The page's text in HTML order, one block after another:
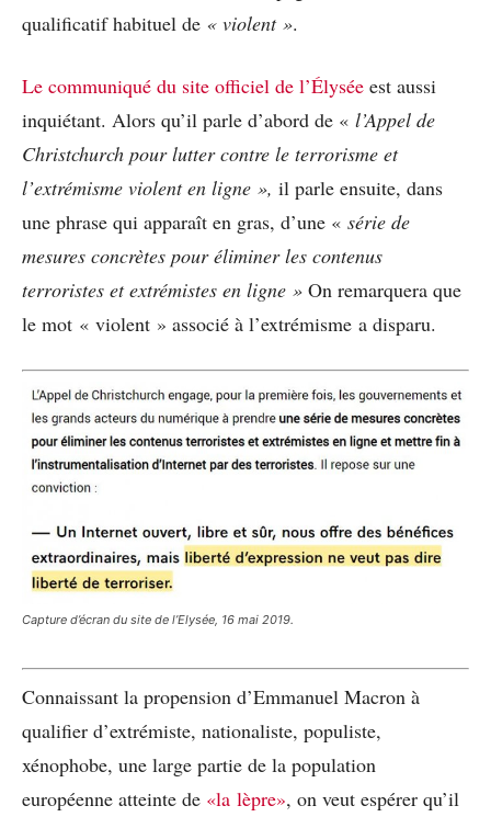
qualificatif habituel de « violent ».
Le communiqué du site officiel de l’Élysée est aussi
inquiétant. Alors qu’il parle d’abord de « l’Appel de
Christchurch pour lutter contre le terrorisme et
l’extrémisme violent en ligne », il parle ensuite, dans
une phrase qui apparaît en gras, d’une « série de
mesures concrètes pour éliminer les contenus
terroristes et extrémistes en ligne » On remarquera que
le mot « violent » associé à l’extrémisme a disparu.
Capture d’écran du site de l’Elysée, 16 mai 2019.
Connaissant la propension d’Emmanuel Macron à
qualifier d’extrémiste, nationaliste, populiste,
xénophobe, une large partie de la population
européenne atteinte de «la lèpre», on veut espérer qu’il